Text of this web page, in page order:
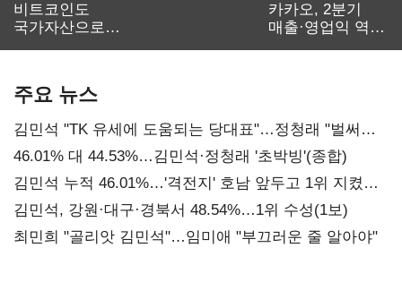
비트코인도
국가자산으로…'
카카오, 2분기
매출·영업익 역대
주요 뉴스
김민석 "TK 유세에 도움되는 당대표"…정청래 "벌써
대표된 양 당직 배분"
46.01% 대 44.53%…김민석·정청래 '초박빙'(종합)
김민석 누적 46.01%…'격전지' 호남 앞두고 1위 지켰다
(2보)
김민석, 강원·대구·경북서 48.54%…1위 수성(1보)
최민희 "골리앗 김민석"…임미애 "부끄러운 줄 알아야"